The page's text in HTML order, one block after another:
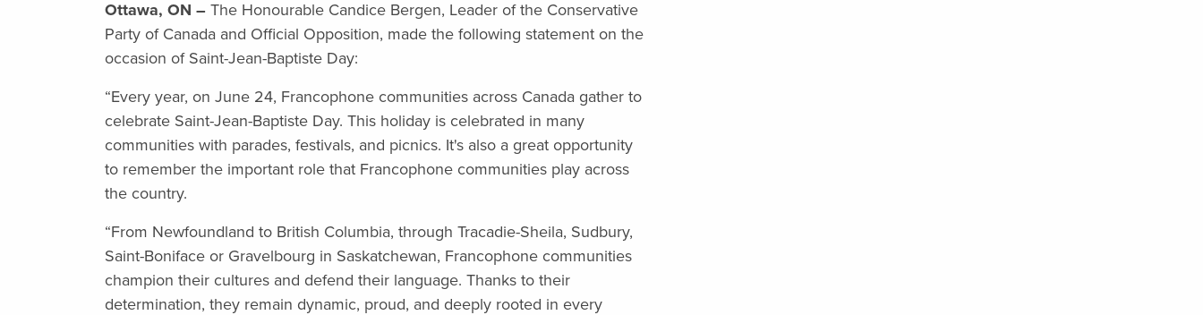
Ottawa, ON – The Honourable Candice Bergen, Leader of the Conservative
Party of Canada and Official Opposition, made the following statement on the
occasion of Saint-Jean-Baptiste Day:
“Every year, on June 24, Francophone communities across Canada gather to
celebrate Saint-Jean-Baptiste Day. This holiday is celebrated in many
communities with parades, festivals, and picnics. It's also a great opportunity
to remember the important role that Francophone communities play across
the country.
“From Newfoundland to British Columbia, through Tracadie-Sheila, Sudbury,
Saint-Boniface or Gravelbourg in Saskatchewan, Francophone communities
champion their cultures and defend their language. Thanks to their
determination, they remain dynamic, proud, and deeply rooted in every